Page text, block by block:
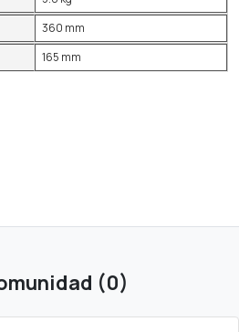
360 mm
165 mm
(0)